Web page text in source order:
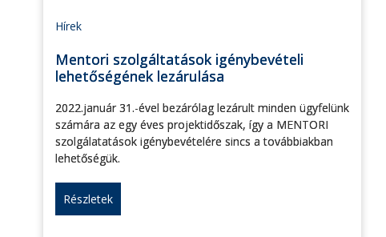
Hírek
Mentori szolgáltatások igénybevételi
lehetőségének lezárulása
2022.január 31.-ével bezárólag lezárult minden ügyfelünk
számára az egy éves projektidőszak, így a MENTORI
szolgálatatások igénybevételére sincs a továbbiakban
lehetőségük.
Részletek